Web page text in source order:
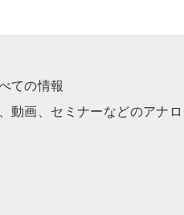
ての情報
動画、セミナーなどのアナ